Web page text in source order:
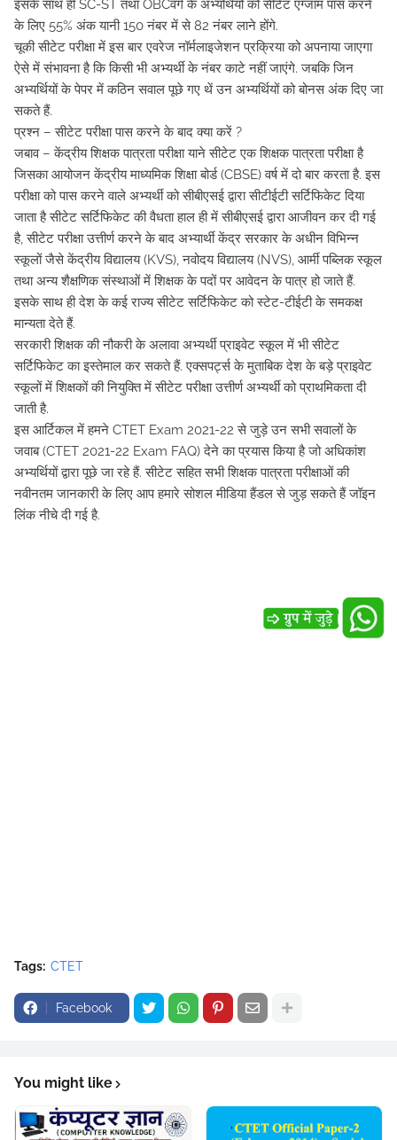
इसके साथ ही SC-ST तथा OBCवर्ग के अभ्यर्थियों को सीटेट एग्जाम पास करने
के लिए 55% अंक यानी 150 नंबर में से 82 नंबर लाने होंगे.
चूकी सीटेट परीक्षा में इस बार एवरेज नॉर्मलाइजेशन प्रक्रिया को अपनाया जाएगा
ऐसे में संभावना है कि किसी भी अभ्यर्थी के नंबर काटे नहीं जाएंगे. जबकि जिन
अभ्यर्थियों के पेपर में कठिन सवाल पूछे गए थें उन अभ्यर्थियों को बोनस अंक दिए जा
सकते हैं.
प्रश्न – सीटेट परीक्षा पास करने के बाद क्या करें ?
जबाव – केंद्रीय शिक्षक पात्रता परीक्षा याने सीटेट एक शिक्षक पात्रता परीक्षा है
जिसका आयोजन केंद्रीय माध्यमिक शिक्षा बोर्ड (CBSE) वर्ष में दो बार करता है. इस
परीक्षा को पास करने वाले अभ्यर्थी को सीबीएसई द्वारा सीटीईटी सर्टिफिकेट दिया
जाता है सीटेट सर्टिफिकेट की वैधता हाल ही में सीबीएसई द्वारा आजीवन कर दी गई
है, सीटेट परीक्षा उत्तीर्ण करने के बाद अभ्यार्थी केंद्र सरकार के अधीन विभिन्न
स्कूलों जैसे केंद्रीय विद्यालय (KVS), नवोदय विद्यालय (NVS), आर्मी पब्लिक स्कूल
तथा अन्य शैक्षणिक संस्थाओं में शिक्षक के पदों पर आवेदन के पात्र हो जाते हैं.
इसके साथ ही देश के कई राज्य सीटेट सर्टिफिकेट को स्टेट-टीईटी के समकक्ष
मान्यता देते हैं.
सरकारी शिक्षक की नौकरी के अलावा अभ्यर्थी प्राइवेट स्कूल में भी सीटेट
सर्टिफिकेट का इस्तेमाल कर सकते हैं. एक्सपर्ट्स के मुताबिक देश के बड़े प्राइवेट
स्कूलों में शिक्षकों की नियुक्ति में सीटेट परीक्षा उत्तीर्ण अभ्यर्थी को प्राथमिकता दी
जाती है.
इस आर्टिकल में हमने CTET Exam 2021-22 से जुड़े उन सभी सवालों के
जवाब (CTET 2021-22 Exam FAQ) देने का प्रयास किया है जो अधिकांश
अभ्यर्थियों द्वारा पूछे जा रहे हैं. सीटेट सहित सभी शिक्षक पात्रता परीक्षाओं की
नवीनतम जानकारी के लिए आप हमारे सोशल मीडिया हैंडल से जुड़ सकते हैं जॉइन
लिंक नीचे दी गई है.
Tags: CTET
Facebook
You might like